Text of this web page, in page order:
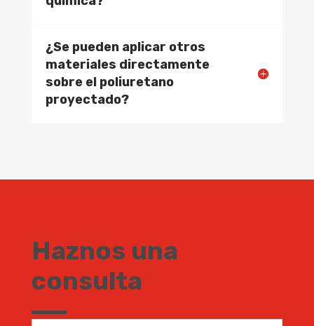
¿Se pueden aplicar otros
materiales directamente
sobre el poliuretano
proyectado?
Haznos una
consulta